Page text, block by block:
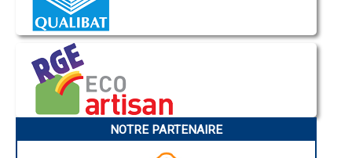
- (entreprise) Maçonnerie à Mansigné
- (entreprise) Maçonnerie à Louplande
- (entreprise) Maçonnerie à Auvers-le-Hamon
- (entreprise) Maçonnerie à Coulans-sur-Gée
- (entreprise) Maçonnerie à La Chartre-sur-le-Loir
- (entreprise) Maçonnerie à Marigné-Laillé
- (entreprise) Maçonnerie à Brûlon
- (entreprise) Maçonnerie à Aigne
- (entreprise) Maçonnerie à La Chapelle-d'Aligné
- (entreprise) Maçonnerie à Fillé
NOTRE PARTENAIRE